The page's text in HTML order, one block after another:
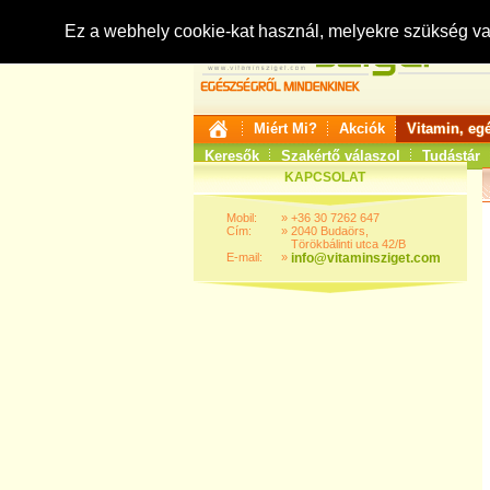
Ez a webhely cookie-kat használ, melyekre szükség
Miért Mi? Akciók Vitamin,
Keresők
Szakértő válaszol Tudástár
KAPCSOLAT
Mobil:
Cím:
E-mail:
»
»
»
+36 30 7262 647
2040 Budaörs,
Törökbálinti utca 42/B
info@vitaminsziget.com